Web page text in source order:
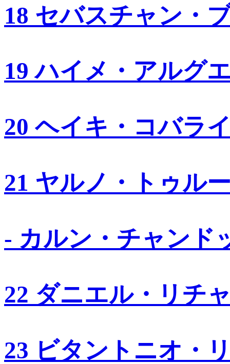
18 セバスチャン・
19 ハイメ・アルグ
20 ヘイキ・コバラ
21 ヤルノ・トゥル
- カルン・チャンド
22 ダニエル・リチ
23 ビタントニオ・